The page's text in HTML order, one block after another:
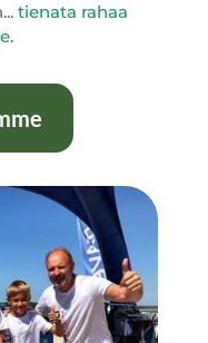
tienata rahaa
.